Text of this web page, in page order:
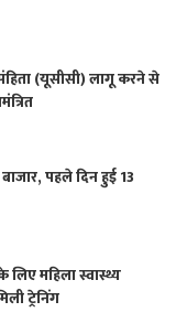
(यूसीसी) लागू करने से
पहले दिन हुई 13
महिला स्वास्थ्य
ट्रेनिंग